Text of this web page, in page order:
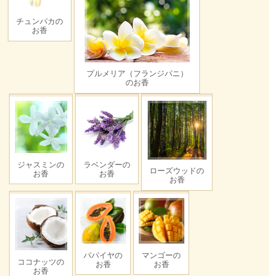
チュンパカの
お香
プルメリア（フランジパニ）
のお香
ジャスミンの
お香
ラベンダーの
お香
ローズウッドの
お香
ココナッツの
お香
パパイヤの
お香
マンゴーの
お香